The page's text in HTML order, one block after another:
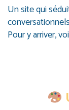
Un site qui
Pour y arriver,